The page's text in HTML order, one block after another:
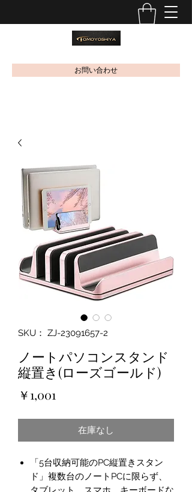
お問い合わせ
SKU： ZJ-23091657-2
ノートパソコンスタンド
縦置き(ローズゴールド)
￥1,001
在庫なし
「5台収納可能のPC縦置きスタン
ド」複数台のノートPCに限らず、